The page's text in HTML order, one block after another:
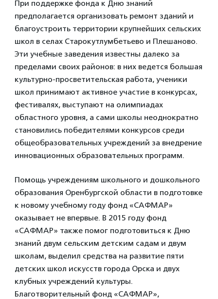
При поддержке фонда к Дню знаний
предполагается организовать ремонт зданий и
благоустроить территории крупнейших сельских
школ в селах Старокутлумбетьево и Плешаново.
Эти учебные заведения известны далеко за
пределами своих районов: в них ведется большая
культурно-просветительская работа, ученики
школ принимают активное участие в конкурсах,
фестивалях, выступают на олимпиадах
областного уровня, а сами школы неоднократно
становились победителями конкурсов среди
общеобразовательных учреждений за внедрение
инновационных образовательных программ.
Помощь учреждениям школьного и дошкольного
образования Оренбургской области в подготовке
к новому учебному году фонд «САФМАР»
оказывает не впервые. В 2015 году фонд
«САФМАР» также помог подготовиться к Дню
знаний двум сельским детским садам и двум
школам, выделил средства на развитие пяти
детских школ искусств города Орска и двух
клубных учреждений культуры.
Благотворительный фонд «САФМАР»,